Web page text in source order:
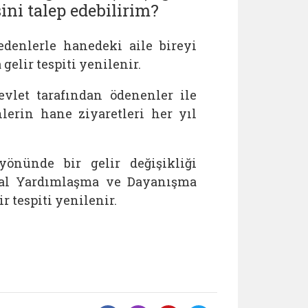
talep edebilirim?
hanedeki aile bireyi
gelir tespiti yenilenir.
tarafından ödenenler ile
hane ziyaretleri her yıl
bir gelir değişikliği
ve Dayanışma
tespiti yenilenir.